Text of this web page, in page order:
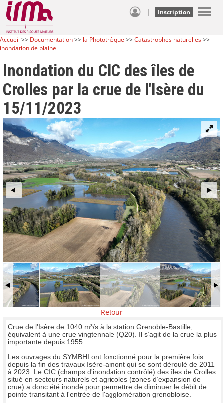
| Inscription
Accueil >> Documentation>> la Photothèque >>Catastrophes naturelles>>
inondation de plaine
Inondation du CIC des îles de
Crolles par la crue de l'Isère du
15/11/2023
Retour
Crue de l'Isère de 1040 m³/s à la station Grenoble-Bastille,
équivalent à une crue vingtennale (Q20). Il s’agit de la crue la plus
importante depuis 1955.
Les ouvrages du SYMBHI ont fonctionné pour la première fois
depuis la fin des travaux Isère-amont qui se sont déroulé de 2011
à 2023. Le CIC (champs d'inondation contrôlé) des îles de Crolles
situé en secteurs naturels et agricoles (zones d’expansion de
crue) a donc été inondé pour permettre de diminuer le débit de
pointe transitant à l'entrée de l'agglomération grenobloise.